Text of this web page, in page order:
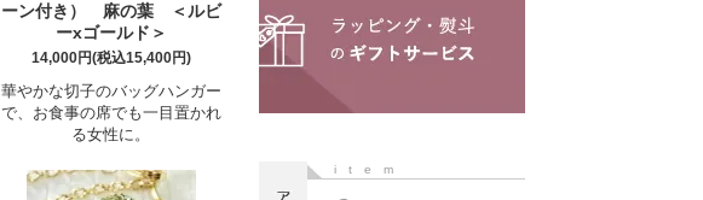
ーン付き） 麻の葉 ＜ルビ
ーxゴールド＞
14,000円(税込15,400円)
華やかな切子のバッグハンガー
で、お食事の席でも一目置かれ
る女性に。
item